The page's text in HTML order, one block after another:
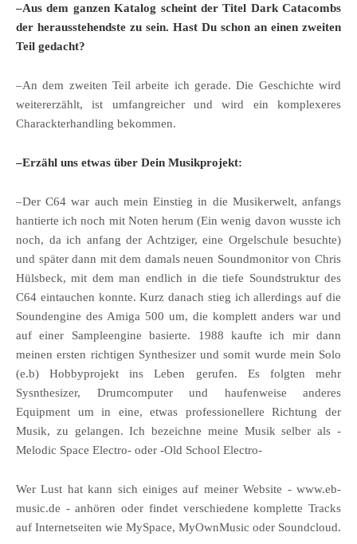
–Aus dem ganzen Katalog scheint der Titel Dark Catacombs
der herausstehendste zu sein. Hast Du schon an einen zweiten
Teil gedacht?
–An dem zweiten Teil arbeite ich gerade. Die Geschichte wird
weitererzählt, ist umfangreicher und wird ein komplexeres
Charackterhandling bekommen.
–Erzähl uns etwas über Dein Musikprojekt:
–Der C64 war auch mein Einstieg in die Musikerwelt, anfangs
hantierte ich noch mit Noten herum (Ein wenig davon wusste ich
noch, da ich anfang der Achtziger, eine Orgelschule besuchte)
und später dann mit dem damals neuen Soundmonitor von Chris
Hülsbeck, mit dem man endlich in die tiefe Soundstruktur des
C64 eintauchen konnte. Kurz danach stieg ich allerdings auf die
Soundengine des Amiga 500 um, die komplett anders war und
auf einer Sampleengine basierte. 1988 kaufte ich mir dann
meinen ersten richtigen Synthesizer und somit wurde mein Solo
(e.b) Hobbyprojekt ins Leben gerufen. Es folgten mehr
Sysnthesizer, Drumcomputer und haufenweise anderes
Equipment um in eine, etwas professionellere Richtung der
Musik, zu gelangen. Ich bezeichne meine Musik selber als -
Melodic Space Electro- oder -Old School Electro-
Wer Lust hat kann sich einiges auf meiner Website - www.eb-
music.de - anhören oder findet verschiedene komplette Tracks
auf Internetseiten wie MySpace, MyOwnMusic oder Soundcloud.